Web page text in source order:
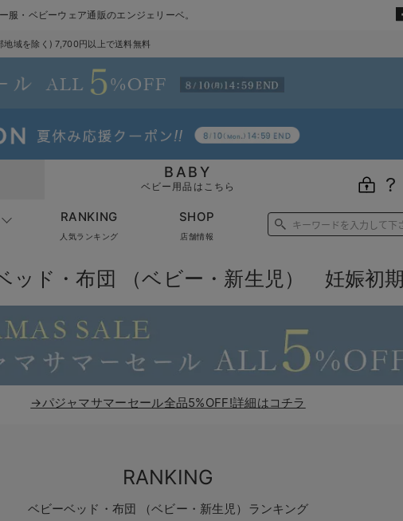
服・ベビーウェア通販のエンジェリーベ。
域を除く) 7,700円以上で送料無料
BABY
ベビー用品はこちら
RANKING
人気ランキング
SHOP
店舗情報
ッド・布団 （ベビー・新生児） 妊娠初期
→パジャマサマーセール全品5%OFF!詳細はコチラ
RANKING
ベビーベッド・布団 （ベビー・新生児）ランキング